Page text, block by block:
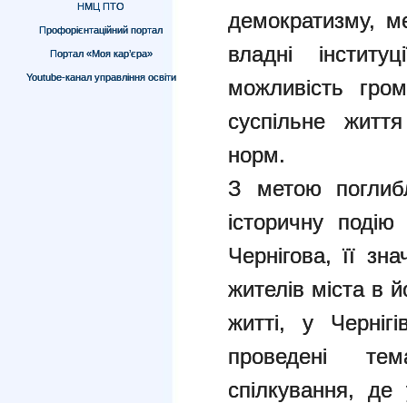
НМЦ ПТО
Профорієнтаційний портал
Портал «Моя кар’єра»
Youtube-канал управління освіти
демократизму,
владні
можливість
суспільне
норм.
З метою
історичну
Чернігова, її
жителів міста в
житті, у
проведені
спілкування, де